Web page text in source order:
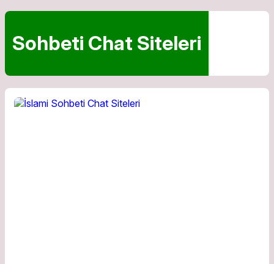
Sohbeti Chat Siteleri